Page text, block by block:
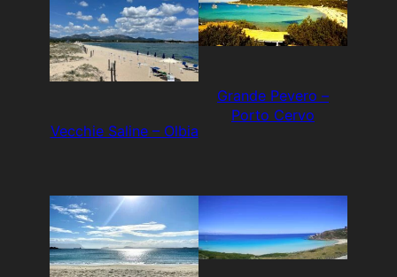
Vecchie Saline – Olbia
Grande Pevero –
Porto Cervo